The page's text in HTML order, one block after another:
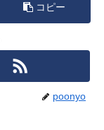
コピー
poonyo